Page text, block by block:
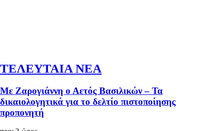
ΤΕΛΕΥΤΑΙΑ ΝΕΑ
Με Ζαρογιάννη ο Αετός Βασιλικών – Τα
δικαιολογητικά για το δελτίο πιστοποίησης
προπονητή